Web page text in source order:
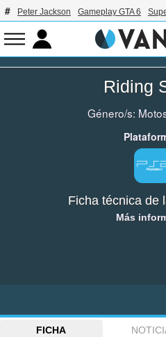
Peter Jackson Gameplay GTA 6
Riding
Género/s:
Ficha técnica de
Más
FICHA